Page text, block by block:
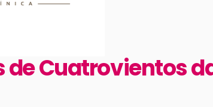
de Cuatrovientos